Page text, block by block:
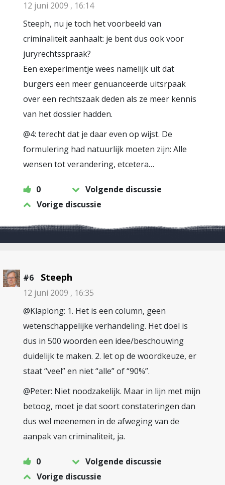
12 juni 2009 , 16:14
Steeph, nu je toch het voorbeeld van
criminaliteit aanhaalt: je bent dus ook voor
juryrechtsspraak?
Een exeperimentje wees namelijk uit dat
burgers een meer genuanceerde uitsrpaak
over een rechtszaak deden als ze meer kennis
van het dossier hadden.
@4: terecht dat je daar even op wijst. De
formulering had natuurlijk moeten zijn: Alle
wensen tot verandering, etcetera…
0
Volgende discussie
Vorige discussie
#6 Steeph
12 juni 2009 , 16:35
@Klaplong: 1. Het is een column, geen
wetenschappelijke verhandeling. Het doel is
dus in 500 woorden een idee/beschouwing
duidelijk te maken. 2. let op de woordkeuze, er
staat “veel” en niet “alle” of “90%”.
@Peter: Niet noodzakelijk. Maar in lijn met mijn
betoog, moet je dat soort constateringen dan
dus wel meenemen in de afweging van de
aanpak van criminaliteit, ja.
0
Volgende discussie
Vorige discussie